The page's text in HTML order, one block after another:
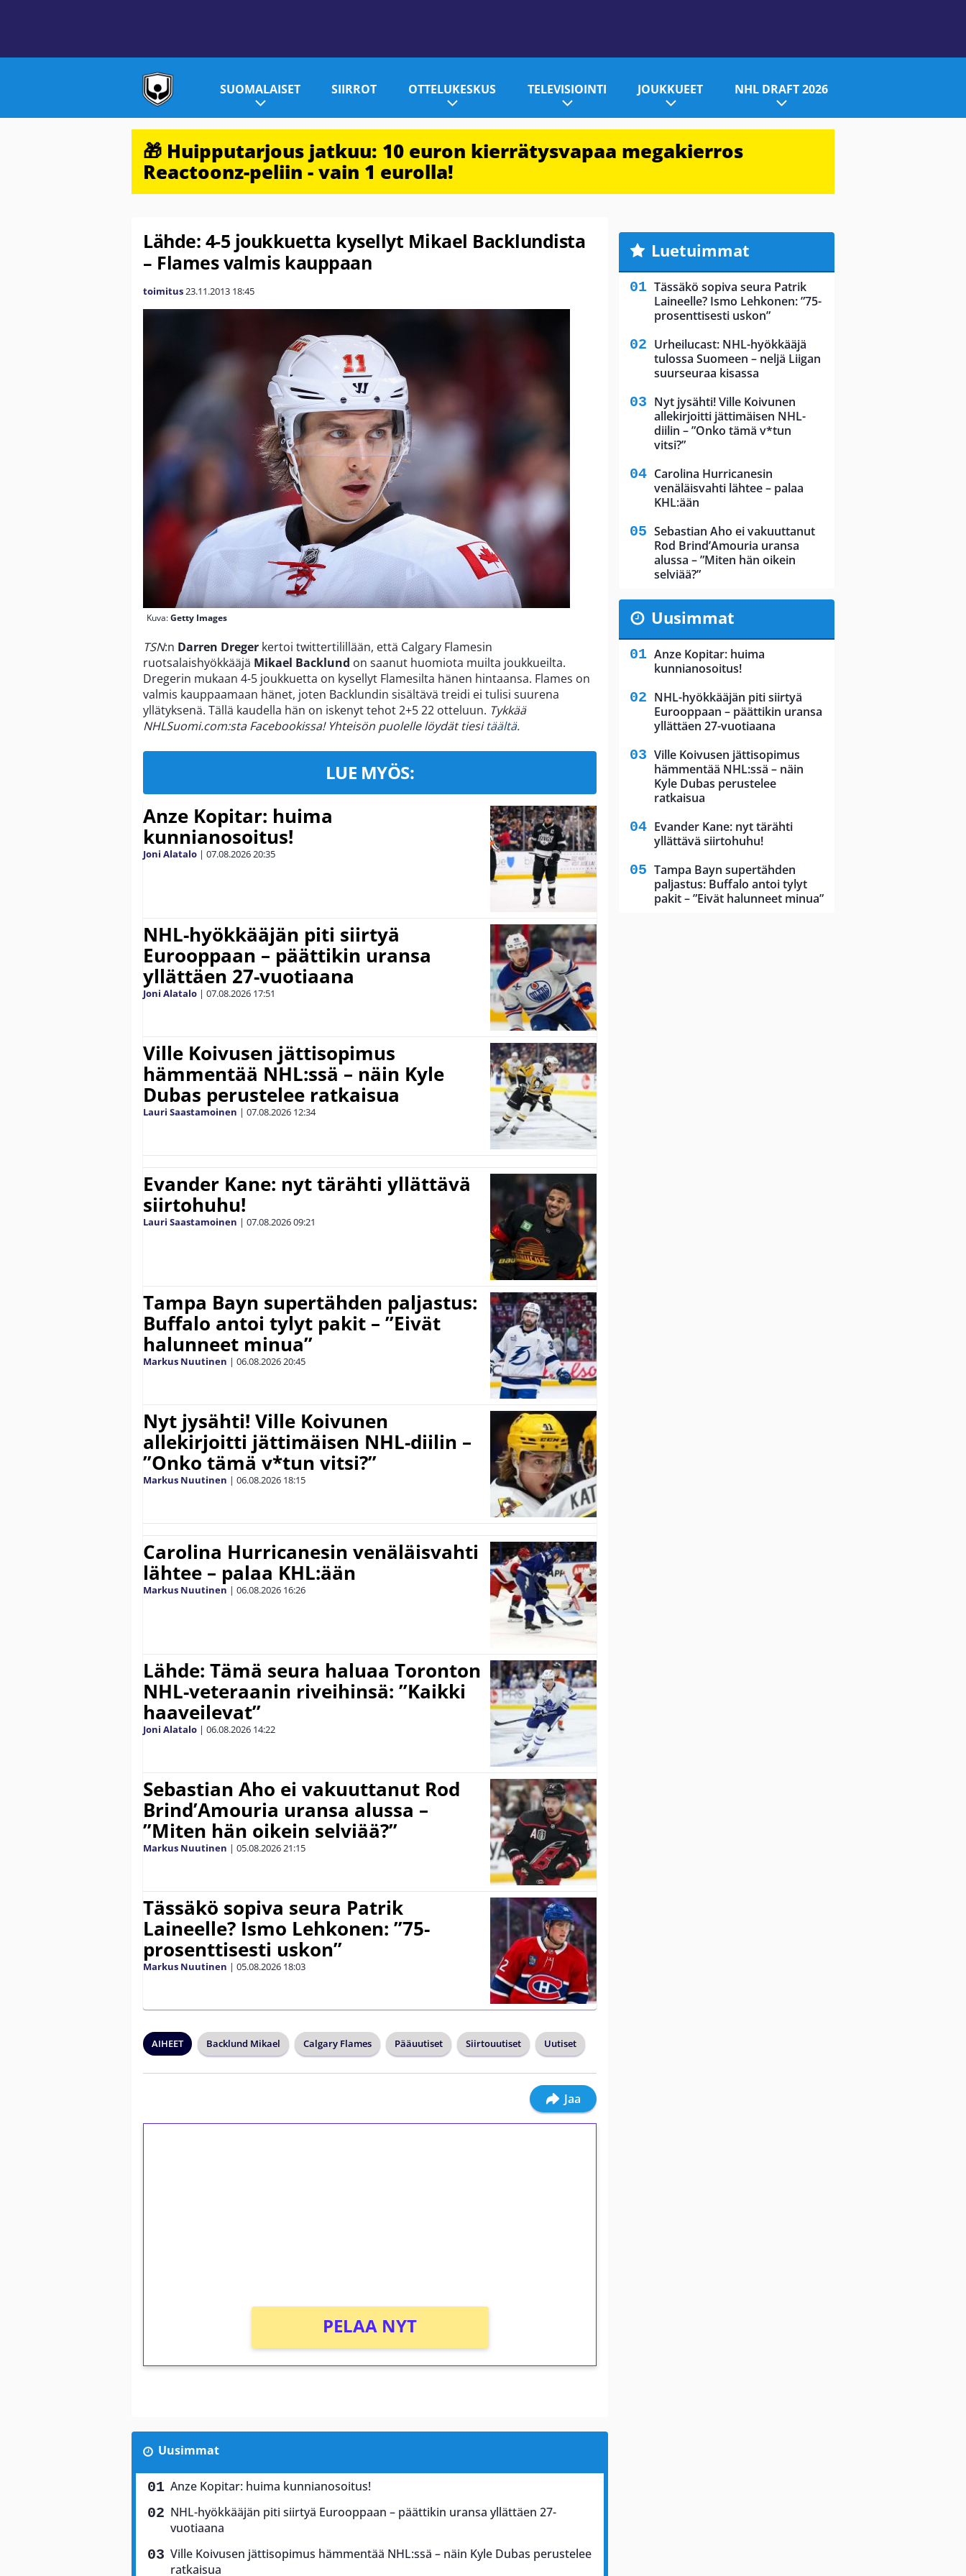
SUOMALAISET SIIRROT OTTELUKESKUS TELEVISIOINTI JOUKKUEET NHL DRAFT 2026
🎁 Huipputarjous jatkuu: 10 euron kierrätysvapaa megakierros
Reactoonz-peliin - vain 1 eurolla!
Lähde: 4-5 joukkuetta kysellyt Mikael Backlundista
– Flames valmis kauppaan
toimitus23.11.2013 18:45
Kuva:Getty Images
TSN:n Darren Dreger kertoi twittertilillään, että Calgary Flamesin
ruotsalaishyökkääjä Mikael Backlund on saanut huomiota muilta joukkueilta.
Dregerin mukaan 4-5 joukkuetta on kysellyt Flamesilta hänen hintaansa. Flames on
valmis kauppaamaan hänet, joten Backlundin sisältävä treidi ei tulisi suurena
yllätyksenä. Tällä kaudella hän on iskenyt tehot 2+5 22 otteluun. Tykkää
NHLSuomi.com:sta Facebookissa! Yhteisön puolelle löydät tiesitäältä.
LUE MYÖS:
Anze Kopitar: huima
kunnianosoitus!
Joni Alatalo | 07.08.202620:35
NHL-hyökkääjän piti siirtyä
Eurooppaan – päättikin uransa
yllättäen 27-vuotiaana
Joni Alatalo | 07.08.2026 17:51
Ville Koivusen jättisopimus
hämmentää NHL:ssä – näin Kyle
Dubas perustelee ratkaisua
Lauri Saastamoinen | 07.08.2026 12:34
Evander Kane: nyt tärähti yllättävä
siirtohuhu!
Lauri Saastamoinen | 07.08.202609:21
Tampa Bayn supertähden paljastus:
Buffalo antoi tylyt pakit – ”Eivät
halunneet minua”
Markus Nuutinen | 06.08.202620:45
Nyt jysähti! Ville Koivunen
allekirjoitti jättimäisen NHL-diilin –
”Onko tämä v*tun vitsi?”
Markus Nuutinen | 06.08.2026 18:15
Carolina Hurricanesin venäläisvahti
lähtee – palaa KHL:ään
Markus Nuutinen | 06.08.2026 16:26
Lähde: Tämä seura haluaa Toronton
NHL-veteraanin riveihinsä: ”Kaikki
haaveilevat”
Joni Alatalo | 06.08.2026 14:22
Sebastian Aho ei vakuuttanut Rod
Brind’Amouria uransa alussa –
”Miten hän oikein selviää?”
Markus Nuutinen | 05.08.202621:15
Tässäkö sopiva seura Patrik
Laineelle? Ismo Lehkonen: ”75-
prosenttisesti uskon”
Markus Nuutinen | 05.08.2026 18:03
AIHEET Backlund Mikael Calgary Flames Pääuutiset Siirtouutiset Uutiset
Jaa
PELAA NYT
Uusimmat
Anze Kopitar: huima kunnianosoitus!
NHL-hyökkääjän piti siirtyä Eurooppaan – päättikin uransa yllättäen 27-
vuotiaana
Ville Koivusen jättisopimus hämmentää NHL:ssä – näin Kyle Dubas perustelee
ratkaisua
Luetuimmat
Tässäkö sopiva seura Patrik
Laineelle? Ismo Lehkonen: ”75-
prosenttisesti uskon”
Urheilucast: NHL-hyökkääjä
tulossa Suomeen – neljä Liigan
suurseuraa kisassa
Nyt jysähti! Ville Koivunen
allekirjoitti jättimäisen NHL-
diilin – ”Onko tämä v*tun
vitsi?”
Carolina Hurricanesin
venäläisvahti lähtee – palaa
KHL:ään
Sebastian Aho ei vakuuttanut
Rod Brind’Amouria uransa
alussa – ”Miten hän oikein
selviää?”
Uusimmat
Anze Kopitar: huima
kunnianosoitus!
NHL-hyökkääjän piti siirtyä
Eurooppaan – päättikin uransa
yllättäen 27-vuotiaana
Ville Koivusen jättisopimus
hämmentää NHL:ssä – näin
Kyle Dubas perustelee
ratkaisua
Evander Kane: nyt tärähti
yllättävä siirtohuhu!
Tampa Bayn supertähden
paljastus: Buffalo antoi tylyt
pakit – ”Eivät halunneet minua”